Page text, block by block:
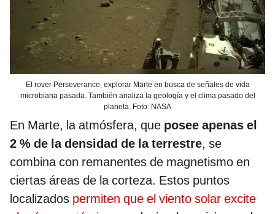
El rover Perseverance, explorar Marte en busca de señales de vida
microbiana pasada. También analiza la geología y el clima pasado del
planeta. Foto: NASA
En Marte, la atmósfera, que posee apenas el
2 % de la densidad de la terrestre, se
combina con remanentes de magnetismo en
ciertas áreas de la corteza. Estos puntos
localizados permiten que el viento solar excite